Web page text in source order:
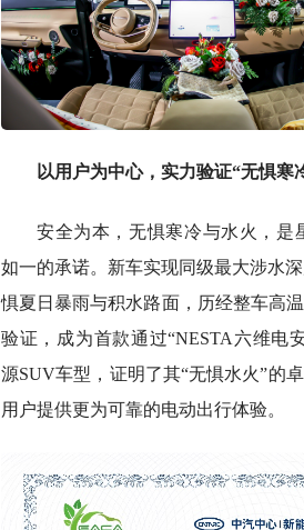
以用户为中心，实力验证“无惧寒
安全为本，无惧寒冷与水火，是
如一的承诺。新车实现同级最大涉水深
惧夏日暴雨与积水路面，历经整车高
验证，成为首款通过“NESTA六维电
源SUV车型，证明了其“无惧水火”的
用户提供更为可靠的电动出行体验。